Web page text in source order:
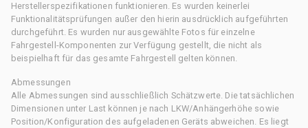
Herstellerspezifikationen funktionieren. Es wurden keinerlei
Funktionalitätsprüfungen außer den hierin ausdrücklich aufgeführten
durchgeführt. Es wurden nur ausgewählte Fotos für einzelne
Fahrgestell-Komponenten zur Verfügung gestellt, die nicht als
beispielhaft für das gesamte Fahrgestell gelten können.
Abmessungen
Alle Abmessungen sind ausschließlich Schätzwerte. Die tatsächlichen
Dimensionen unter Last können je nach LKW/Anhängerhöhe sowie
Position/Konfiguration des aufgeladenen Geräts abweichen. Es liegt